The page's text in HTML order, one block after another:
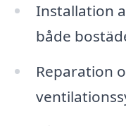
Installation
både
Reparation